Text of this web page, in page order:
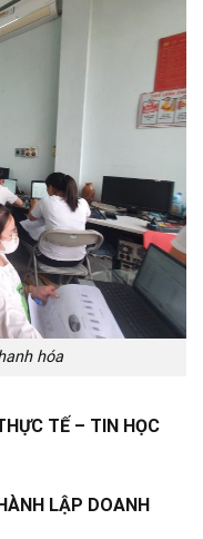
hóa
TẾ – TIN HỌC
LẬP DOANH